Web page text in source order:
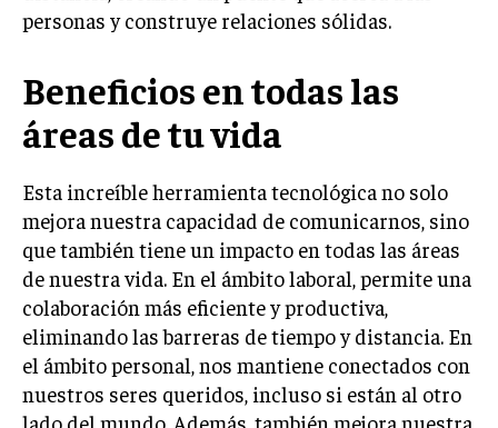
personas y construye relaciones sólidas.
Beneficios en todas las
áreas de tu vida
Esta increíble herramienta tecnológica no solo
mejora nuestra capacidad de comunicarnos, sino
que también tiene un impacto en todas las áreas
de nuestra vida. En el ámbito laboral, permite una
colaboración más eficiente y productiva,
eliminando las barreras de tiempo y distancia. En
el ámbito personal, nos mantiene conectados con
nuestros seres queridos, incluso si están al otro
lado del mundo. Además, también mejora nuestra